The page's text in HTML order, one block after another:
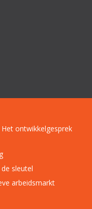
ontwikkelgesprek
sleutel
arbeidsmarkt